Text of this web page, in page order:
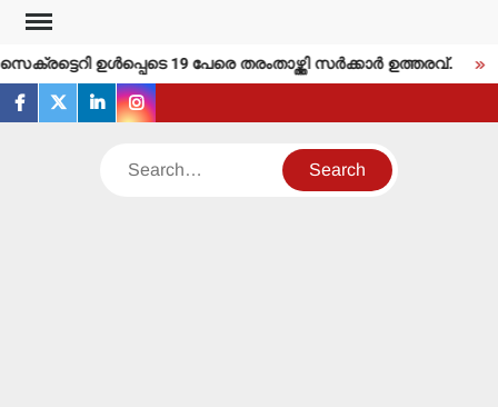
Skip
content ഉള്‍പ്പെടെ 19 പേരെ തരംതാഴ്ത്തി സര്‍ക്കാര്‍ ഉത്തരവ്.
facebook
twitterlinkedininstagram
Search